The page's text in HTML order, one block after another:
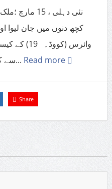
نئی دہلی ،
کچھ دنوں میں جان لیوا
وائرس
سے کورونا کے ایکٹیو کیسز میں اضا... Read more
Share